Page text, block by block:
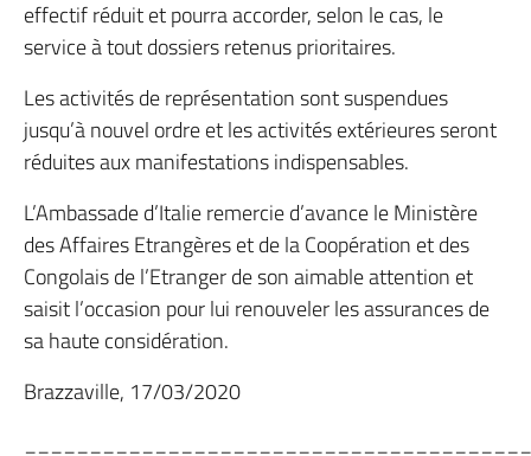
effectif réduit et pourra accorder, selon le cas, le
service à tout dossiers retenus prioritaires.
Les activités de représentation sont suspendues
jusqu’à nouvel ordre et les activités extérieures seront
réduites aux manifestations indispensables.
L’Ambassade d’Italie remercie d’avance le Ministère
des Affaires Etrangères et de la Coopération et des
Congolais de l’Etranger de son aimable attention et
saisit l’occasion pour lui renouveler les assurances de
sa haute considération.
Brazzaville, 17/03/2020